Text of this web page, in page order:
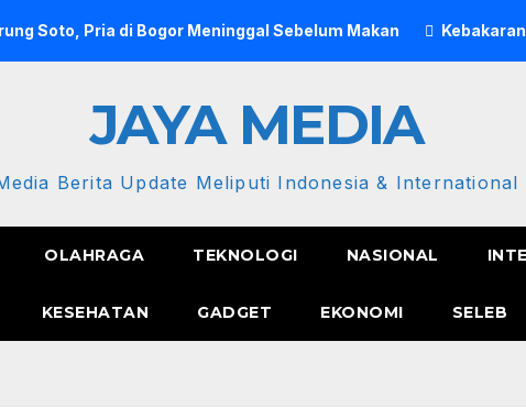
Soto, Pria di Bogor Meninggal Sebelum Makan
JAYA MEDIA
Berita Update Meliputi Indonesia & International
OLAHRAGA TEKNOLOGI NASIONAL
KESEHATAN GADGET EKONOMI SELEB